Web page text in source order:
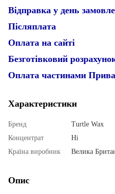
Відправка у день
Післяплата
Оплата на сайті
Безготівковий
Оплата частинами
Характеристики
Бренд
Turtle Wax
Концентрат
Ні
Країна виробник
Велика
Опис